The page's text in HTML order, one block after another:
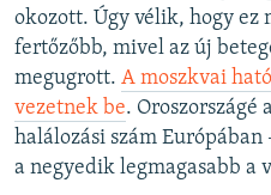
okozott. Úgy vélik, hogy ez
fertőzőbb, mivel az új
megugrott. A moszkvai
vezetnek be. Oroszországé
halálozási szám
a negyedik legmagasabb a